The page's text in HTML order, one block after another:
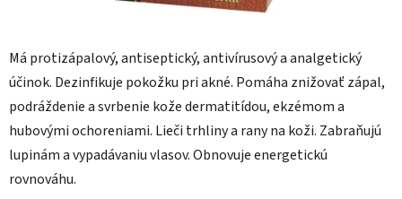
Má protizápalový, antiseptický, antivírusový a analgetický
účinok. Dezinfikuje pokožku pri akné. Pomáha znižovať zápal,
podráždenie a svrbenie kože dermatitídou, ekzémom a
hubovými ochoreniami. Lieči trhliny a rany na koži. Zabraňujú
lupinám a vypadávaniu vlasov. Obnovuje energetickú
rovnováhu.